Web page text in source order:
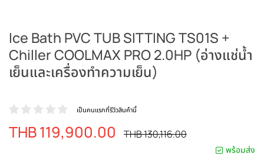
Ice Bath PVC TUB SITTING TS01S +
Chiller COOLMAX PRO 2.0HP (อ่างแช่น้ำ
เย็นและเครื่องทำความเย็น)
เป็นคนแรกที่รีวิวสินค้านี้
ราคา
THB 119,900.00
ราคา
THB 130,116.00
พร้อมส่ง